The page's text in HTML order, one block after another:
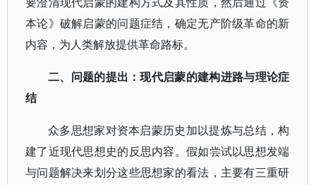
本论》破解启蒙的问题症结，确定无产阶级革命的新
内容，为人类解放提供革命路标。
二、问题的提出：现代启蒙的建构进路与理论症
结
众多思想家对资本启蒙历史加以提炼与总结，构
建了近现代思想史的反思内容。假如尝试以思想发端
与问题解决来划分这些思想家的看法，主要有三重研